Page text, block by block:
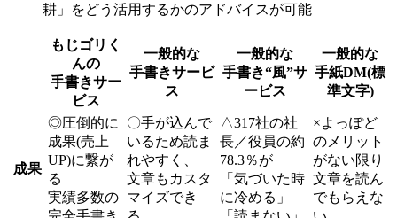
耕」をどう活用するかのアドバイスが可能
もじゴリく
んの
手書きサー
ビス
一般的な
手書きサービ
ス
一般的な
手書き“風”サ
ービス
一般的な
手紙DM(標
準文字)
成果
◎圧倒的に
成果(売上
UP)に繋が
る
実績多数の
〇手が込んで
いるため読ま
れやすく、
文章もカスタ
マイズでき
△317社の社
長／役員の約
78.3％が
「気づいた時
に冷める」
×よっぽど
のメリット
がない限り
文章を読ん
でもらえな